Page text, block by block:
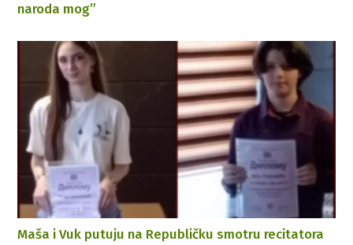
naroda mog”
Maša i Vuk putuju na Republičku smotru recitatora